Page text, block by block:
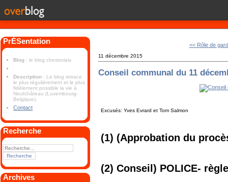
PrÉSentation
Blog : le blog chestrolais
Description : Le blog retrace
le plus régulièrement et le plus
fidèlement possible la vie à
Neufchâteau (Luxembourg-
Belgique).
Contact
Recherche
Archives
<< Rôle de
11 décembre 2015
Conseil communal du 11
Excusés: Yves Evrard et Tom Salmon
(1) (Approbation du
(2) Conseil) POLICE-